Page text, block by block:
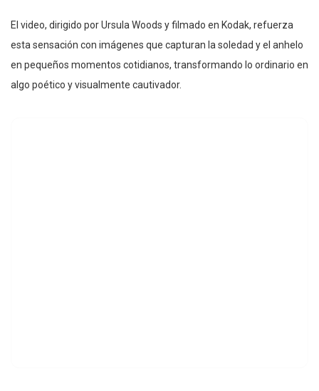
El video, dirigido por Ursula Woods y filmado en Kodak, refuerza
esta sensación con imágenes que capturan la soledad y el anhelo
en pequeños momentos cotidianos, transformando lo ordinario en
algo poético y visualmente cautivador.